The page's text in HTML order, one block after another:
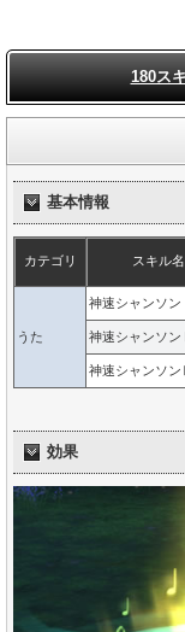
180ス
基本情報
カテゴリ スキル名
うた
神速シャンソン
神速シャンソ
神速シャンソ
効果